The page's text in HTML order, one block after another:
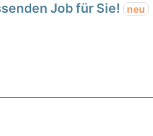
Job für Sie! neu